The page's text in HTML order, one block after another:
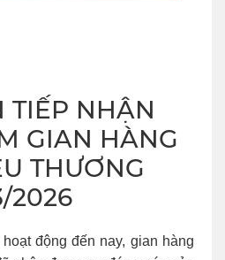
TIẾP NHẬN
GIAN HÀNG
THƯƠNG
2026
động đến nay, gian hàng